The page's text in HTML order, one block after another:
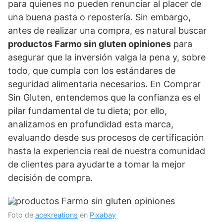
para quienes no pueden renunciar al placer de
una buena pasta o repostería. Sin embargo,
antes de realizar una compra, es natural buscar
productos Farmo sin gluten opiniones para
asegurar que la inversión valga la pena y, sobre
todo, que cumpla con los estándares de
seguridad alimentaria necesarios. En Comprar
Sin Gluten, entendemos que la confianza es el
pilar fundamental de tu dieta; por ello,
analizamos en profundidad esta marca,
evaluando desde sus procesos de certificación
hasta la experiencia real de nuestra comunidad
de clientes para ayudarte a tomar la mejor
decisión de compra.
Foto de acekreations en Pixabay